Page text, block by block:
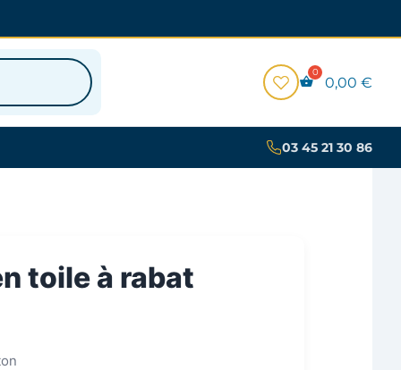
0,00 €
03 45 21 30 86
toile à rabat